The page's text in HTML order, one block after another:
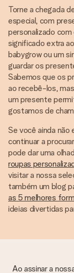
Torne a chegada
especial, com
personalizado
significado extra
babygrow ou um
guardar os
Sabemos que os
ao recebê-los,
um presente
gostamos de
Se você ainda
continuar a
pode dar uma
roupas
visitar a nossa
também um blog
as 5 melhores
ideias divertidas
Ao assinar a